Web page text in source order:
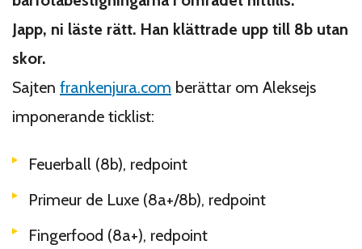
Japp, ni läste rätt. Han klättrade upp till 8b utan
skor.
Sajten frankenjura.com berättar om Aleksejs
imponerande ticklist:
Feuerball (8b), redpoint
Primeur de Luxe (8a+/8b), redpoint
Fingerfood (8a+), redpoint